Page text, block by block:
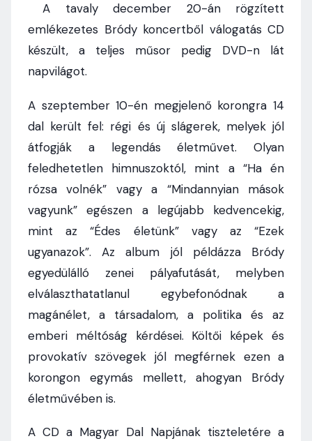
A tavaly december 20-án rögzített
emlékezetes Bródy koncertből válogatás CD
készült, a teljes műsor pedig DVD-n lát
napvilágot.
A szeptember 10-én megjelenő korongra 14
dal került fel: régi és új slágerek, melyek jól
átfogják a legendás életművet. Olyan
feledhetetlen himnuszoktól, mint a “Ha én
rózsa volnék” vagy a “Mindannyian mások
vagyunk” egészen a legújabb kedvencekig,
mint az “Édes életünk” vagy az “Ezek
ugyanazok”. Az album jól példázza Bródy
egyedülálló zenei pályafutását, melyben
elválaszthatatlanul egybefonódnak a
magánélet, a társadalom, a politika és az
emberi méltóság kérdései. Költői képek és
provokatív szövegek jól megférnek ezen a
korongon egymás mellett, ahogyan Bródy
életművében is.
A CD a Magyar Dal Napjának tiszteletére a